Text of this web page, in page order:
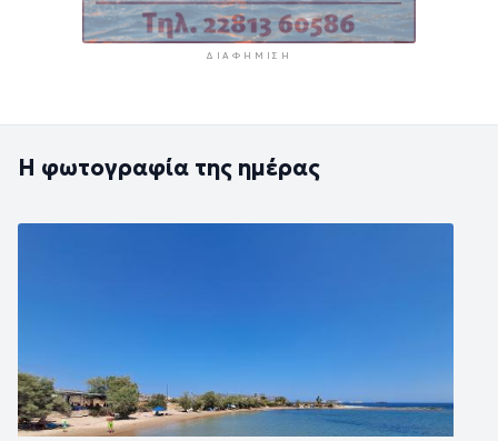
ΔΙΑΦΉΜΙΣΗ
Η φωτογραφία της ημέρας